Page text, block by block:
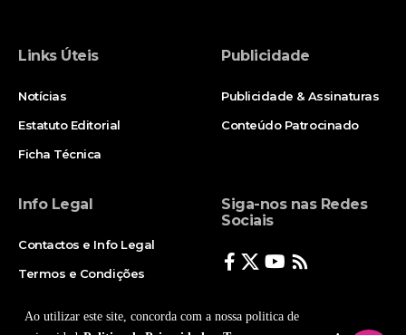
Ao utilizar este site, concorda com a nossa politica de
Links Úteis
Notícias
Estatuto Editorial
Ficha Técnica
Publicidade
Publicidade & Assinaturas
Conteúdo Patrocinado
Info Legal
Contactos e Info Legal
Termos e Condições
Siga-nos nas Redes
Sociais